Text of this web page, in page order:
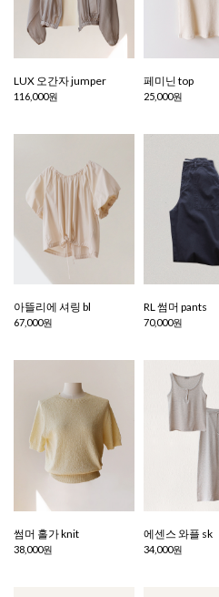
LUX 오간자 jumper
116,000원
페미닌 top
25,000원
아뜰리에 셔링 bl
67,000원
RL 썸머 pants
70,000원
썸머 홀가 knit
38,000원
에센스 와플 sk
34,000원